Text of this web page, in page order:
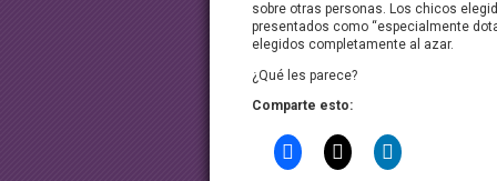
sobre otras personas. Los chicos
presentados como “especialmente
elegidos completamente al azar.
¿Qué les parece?
Comparte esto: